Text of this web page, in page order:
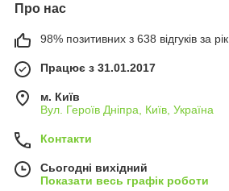
Про нас
98% позитивних з 638 відгуків за рік
Працює з 31.01.2017
м. Київ
Вул. Героїв Дніпра, Київ, Україна
Контакти
Сьогодні вихідний
Показати весь графік роботи